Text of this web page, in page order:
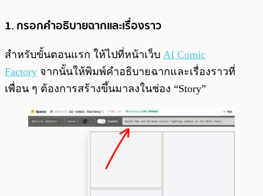
1. กรอกคำอธิบายฉากและเรื่องราว
สำหรับขั้นตอนแรก ให้ไปที่หน้าเว็บ AI Comic
Factory จากนั้นให้พิมพ์คำอธิบายฉากและเรื่องราวที่
เพื่อน ๆ ต้องการสร้างขึ้นมาลงในช่อง “Story”